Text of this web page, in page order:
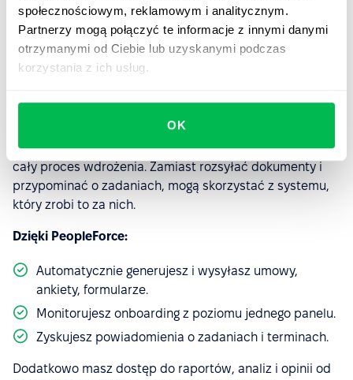
społecznościowym, reklamowym i analitycznym.
Partnerzy mogą połączyć te informacje z innymi danymi
otrzymanymi od Ciebie lub uzyskanymi podczas
korzystania z ich usług.
OK
Korzyści dla managerów i HR-
owców – jak PeopleForce
usprawnia proces?
ułatwienie dla nowych pracowników, ale także ogromne
wsparcie dla HR-owców, którzy często odpowiadają za
cały proces wdrożenia. Zamiast rozsyłać dokumenty i
przypominać o zadaniach, mogą skorzystać z systemu,
który zrobi to za nich.
Dzięki PeopleForce:
Automatycznie generujesz i wysyłasz umowy,
ankiety, formularze.
Monitorujesz onboarding z poziomu jednego panelu.
Zyskujesz powiadomienia o zadaniach i terminach.
Dodatkowo masz dostęp do raportów, analiz i opinii od